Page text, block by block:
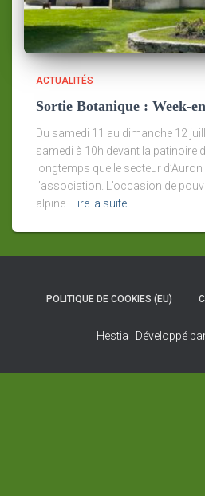
ACTUALITÉS
Sortie Botanique : Week-
Du samedi 11 au dimanche 12
samedi à 10h devant la patinoire
longtemps que le secteur
l’association. L’occasion de
alpine.
Lire la suite
POLITIQUE DE COOKIES (EU)
Hestia | Développé